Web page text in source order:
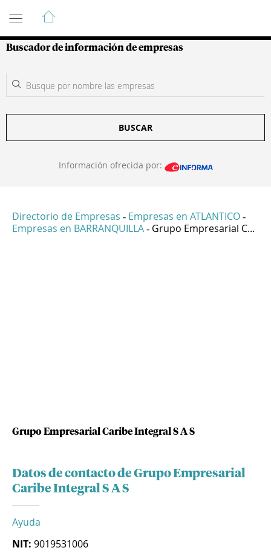
Guía de Empresas Colombianas
Buscador de información de empresas
BUSCAR
Información ofrecida por:
Directorio de Empresas - Empresas en ATLANTICO -
Empresas en BARRANQUILLA - Grupo Empresarial C...
Grupo Empresarial Caribe Integral S A S
Datos de contacto de Grupo Empresarial
Caribe Integral S A S
Ayuda
NIT: 9019531006